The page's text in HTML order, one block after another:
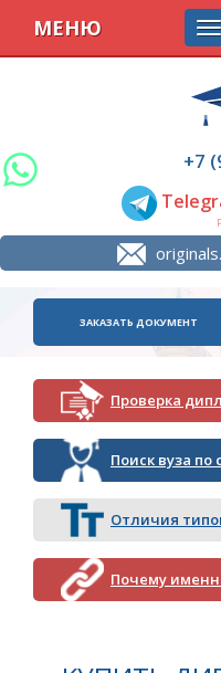
+7
МЕНЮ
ЗАКАЗАТЬ ДОКУМЕНТ
Проверка
Поиск вуза
Отличия
Почему